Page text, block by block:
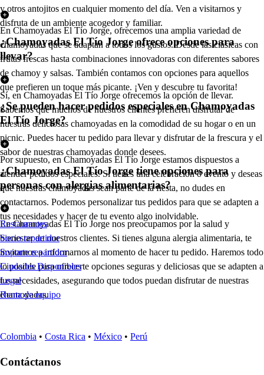
y otros antojitos en cualquier momento del día. Ven a visitarnos y
disfruta de un ambiente acogedor y familiar.
En Chamoyadas El Tío Jorge, ofrecemos una amplia variedad de
chamoyadas que se adaptan a todos los gustos. Desde las clásicas con
frutas frescas hasta combinaciones innovadoras con diferentes sabores
de chamoy y salsas. También contamos con opciones para aquellos
que prefieren un toque más picante. ¡Ven y descubre tu favorita!
¿Chamoyadas El Tío Jorge ofrece opciones para
llevar?
Sí, en Chamoyadas El Tío Jorge ofrecemos la opción de llevar.
Sabemos que muchos de nuestros clientes prefieren disfrutar de
nuestras deliciosas chamoyadas en la comodidad de su hogar o en un
picnic. Puedes hacer tu pedido para llevar y disfrutar de la frescura y el
sabor de nuestras chamoyadas donde desees.
¿Se pueden hacer pedidos especiales en Chamoyadas
El Tío Jorge?
Por supuesto, en Chamoyadas El Tío Jorge estamos dispuestos a
atender pedidos especiales. Si tienes una celebración o evento y deseas
que nuestras chamoyadas sean parte de la fiesta, no dudes en
contactarnos. Podemos personalizar tus pedidos para que se adapten a
tus necesidades y hacer de tu evento algo inolvidable.
¿Chamoyadas El Tío Jorge tiene opciones para
personas con alergias alimentarias?
En Chamoyadas El Tío Jorge nos preocupamos por la salud y
bienestar de nuestros clientes. Si tienes alguna alergia alimentaria, te
invitamos a informarnos al momento de hacer tu pedido. Haremos todo
lo posible para ofrecerte opciones seguras y deliciosas que se adapten a
tus necesidades, asegurando que todos puedan disfrutar de nuestras
chamoyadas.
Restaurantes
Socio repartidor
Soporte repartidor
Ciudades Disponibles
Legal
Renta de equipo
Colombia • Costa Rica • México • Perú
Contáctanos